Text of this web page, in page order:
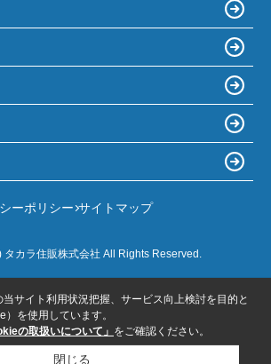
ーポリシー サイトマップ
タカラ住販株式会社 All Rights Reserved.
サイト利用状況把握、サービス向上検討を目的と
を使用しています。
の取扱いについて」 をご確認ください。
閉じる